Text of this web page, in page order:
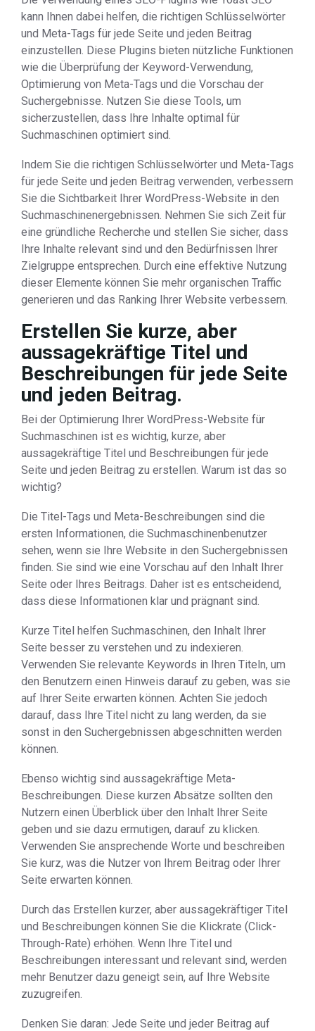
kann Ihnen dabei helfen, die richtigen Schlüsselwörter
und Meta-Tags für jede Seite und jeden Beitrag
einzustellen. Diese Plugins bieten nützliche Funktionen
wie die Überprüfung der Keyword-Verwendung,
Optimierung von Meta-Tags und die Vorschau der
Suchergebnisse. Nutzen Sie diese Tools, um
sicherzustellen, dass Ihre Inhalte optimal für
Suchmaschinen optimiert sind.
Indem Sie die richtigen Schlüsselwörter und Meta-Tags
für jede Seite und jeden Beitrag verwenden, verbessern
Sie die Sichtbarkeit Ihrer WordPress-Website in den
Suchmaschinenergebnissen. Nehmen Sie sich Zeit für
eine gründliche Recherche und stellen Sie sicher, dass
Ihre Inhalte relevant sind und den Bedürfnissen Ihrer
Zielgruppe entsprechen. Durch eine effektive Nutzung
dieser Elemente können Sie mehr organischen Traffic
generieren und das Ranking Ihrer Website verbessern.
Erstellen Sie kurze, aber
aussagekräftige Titel und
Beschreibungen für jede Seite
und jeden Beitrag.
Bei der Optimierung Ihrer WordPress-Website für
Suchmaschinen ist es wichtig, kurze, aber
aussagekräftige Titel und Beschreibungen für jede
Seite und jeden Beitrag zu erstellen. Warum ist das so
wichtig?
Die Titel-Tags und Meta-Beschreibungen sind die
ersten Informationen, die Suchmaschinenbenutzer
sehen, wenn sie Ihre Website in den Suchergebnissen
finden. Sie sind wie eine Vorschau auf den Inhalt Ihrer
Seite oder Ihres Beitrags. Daher ist es entscheidend,
dass diese Informationen klar und prägnant sind.
Kurze Titel helfen Suchmaschinen, den Inhalt Ihrer
Seite besser zu verstehen und zu indexieren.
Verwenden Sie relevante Keywords in Ihren Titeln, um
den Benutzern einen Hinweis darauf zu geben, was sie
auf Ihrer Seite erwarten können. Achten Sie jedoch
darauf, dass Ihre Titel nicht zu lang werden, da sie
sonst in den Suchergebnissen abgeschnitten werden
können.
Ebenso wichtig sind aussagekräftige Meta-
Beschreibungen. Diese kurzen Absätze sollten den
Nutzern einen Überblick über den Inhalt Ihrer Seite
geben und sie dazu ermutigen, darauf zu klicken.
Verwenden Sie ansprechende Worte und beschreiben
Sie kurz, was die Nutzer von Ihrem Beitrag oder Ihrer
Seite erwarten können.
Durch das Erstellen kurzer, aber aussagekräftiger Titel
und Beschreibungen können Sie die Klickrate (Click-
Through-Rate) erhöhen. Wenn Ihre Titel und
Beschreibungen interessant und relevant sind, werden
mehr Benutzer dazu geneigt sein, auf Ihre Website
zuzugreifen.
Denken Sie daran: Jede Seite und jeder Beitrag auf